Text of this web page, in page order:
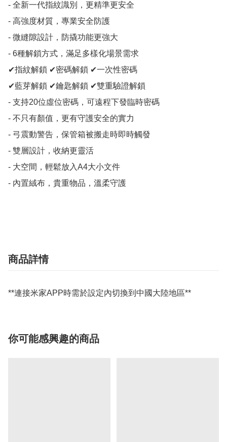
- 全新一代指紋識別，更精準更安全
- 高強度材質，專業安全防護
- 微縫隙設計，防撬功能更強大
- 6種解鎖方式，滿足多樣化場景需求
✔指紋解鎖 ✔密碼解鎖 ✔一次性密碼
✔藍芽解鎖 ✔鑰匙解鎖 ✔雙重驗證解鎖
- 支持20位虛位密碼，可遠程下發臨時密碼
- 不只有顏值，更有守護安全的實力
- 弓震動警告，保管箱被搬走時即時觸發
- 雙層設計，收納更靈活
- 大空間，輕鬆放入A4大小文件
- 內置絨布，貴重物品，溫柔守護
商品詳情
**連接米家APP時需於設定內切換到中國大陸地區**
你可能感興趣的商品